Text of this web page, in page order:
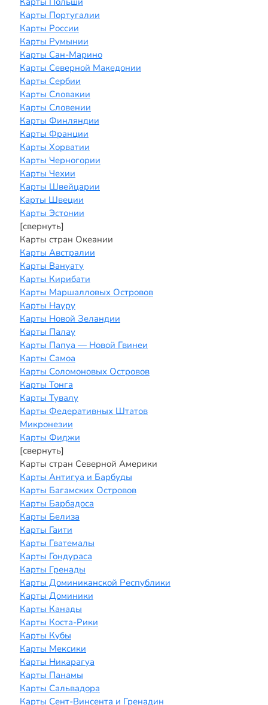
Карты Португалии
Карты России
Карты Румынии
Карты Сан-Марино
Карты Северной Македонии
Карты Сербии
Карты Словакии
Карты Словении
Карты Финляндии
Карты Франции
Карты Хорватии
Карты Черногории
Карты Чехии
Карты Швейцарии
Kарты Швеции
Карты Эстонии
[свернуть]
Карты стран Океании
Карты Австралии
Карты Вануату
Карты Кирибати
Карты Маршалловых Островов
Карты Науру
Карты Новой Зеландии
Карты Палау
Карты Папуа — Новой Гвинеи
Карты Самоа
Карты Соломоновых Островов
Карты Тонга
Карты Тувалу
Карты Федеративных Штатов
Микронезии
Карты Фиджи
[свернуть]
Карты стран Северной Америки
Карты Антигуа и Барбуды
Карты Багамских Островов
Карты Барбадоса
Карты Белиза
Карты Гаити
Карты Гватемалы
Карты Гондураса
Карты Гренады
Карты Доминиканской Республики
Карты Доминики
Карты Канады
Карты Коста-Рики
Карты Кубы
Карты Мексики
Карты Никарагуа
Карты Панамы
Карты Сальвадора
Карты Сент-Винсента и Гренадин